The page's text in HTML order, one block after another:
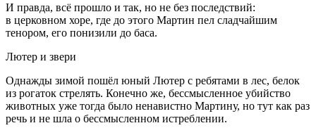
И правда, всё прошло и так, но не без последствий:
в церковном хоре, где до этого Мартин пел сладчайшим
тенором, его понизили до баса.
Лютер и звери
Однажды зимой пошёл юный Лютер с ребятами в лес, белок
из рогаток стрелять. Конечно же, бессмысленное убийство
животных уже тогда было ненавистно Мартину, но тут как раз
речь и не шла о бессмысленном истреблении.